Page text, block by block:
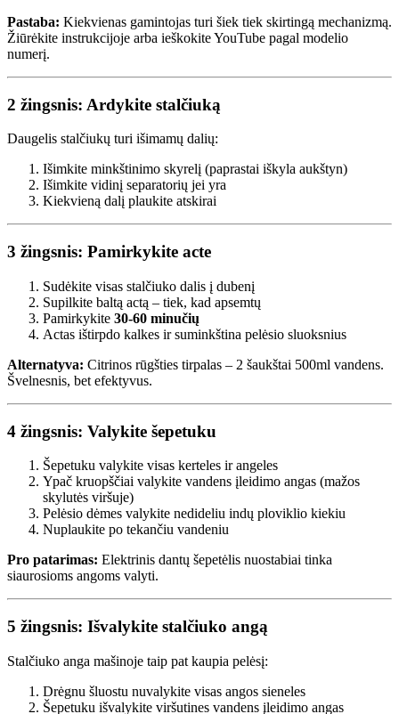
Pastaba: Kiekvienas gamintojas turi šiek tiek skirtingą mechanizmą.
Žiūrėkite instrukcijoje arba ieškokite YouTube pagal modelio
numerį.
2 žingsnis: Ardykite stalčiuką
Daugelis stalčiukų turi išimamų dalių:
Išimkite minkštinimo skyrelį (paprastai iškyla aukštyn)
Išimkite vidinį separatorių jei yra
Kiekvieną dalį plaukite atskirai
3 žingsnis: Pamirkykite acte
Sudėkite visas stalčiuko dalis į dubenį
Supilkite baltą actą – tiek, kad apsemtų
Pamirkykite 30-60 minučių
Actas ištirpdo kalkes ir suminkština pelėsio sluoksnius
Alternatyva: Citrinos rūgšties tirpalas – 2 šaukštai 500ml vandens.
Švelnesnis, bet efektyvus.
4 žingsnis: Valykite šepetuku
Šepetuku valykite visas kerteles ir angeles
Ypač kruopščiai valykite vandens įleidimo angas (mažos
skylutės viršuje)
Pelėsio dėmes valykite nedideliu indų ploviklio kiekiu
Nuplaukite po tekančiu vandeniu
Pro patarimas: Elektrinis dantų šepetėlis nuostabiai tinka
siaurosioms angoms valyti.
5 žingsnis: Išvalykite stalčiuko angą
Stalčiuko anga mašinoje taip pat kaupia pelėsį:
Drėgnu šluostu nuvalykite visas angos sieneles
Šepetuku išvalykite viršutines vandens įleidimo angas